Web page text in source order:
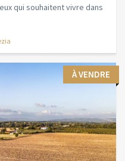
qui souhaitent vivre dans
À VENDRE